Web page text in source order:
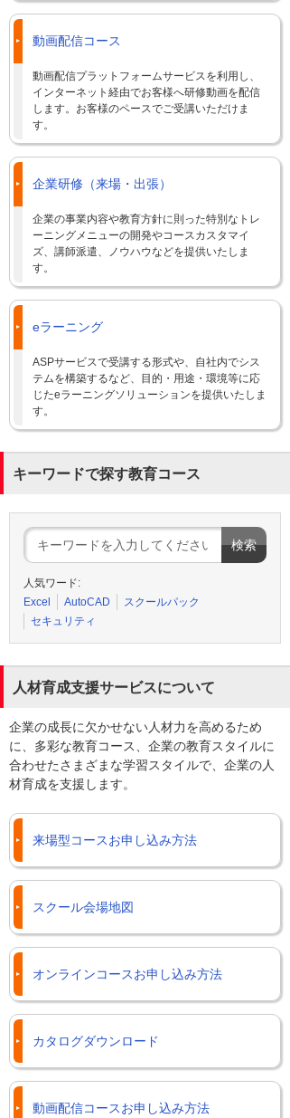
動画配信コース
動画配信プラットフォームサービスを利用し、
インターネット経由でお客様へ研修動画を配信
します。お客様のペースでご受講いただけま
す。
企業研修（来場・出張）
企業の事業内容や教育方針に則った特別なトレ
ーニングメニューの開発やコースカスタマイ
ズ、講師派遣、ノウハウなどを提供いたしま
す。
eラーニング
ASPサービスで受講する形式や、自社内でシス
テムを構築するなど、目的・用途・環境等に応
じたeラーニングソリューションを提供いたしま
す。
キーワードで探す教育コース
人気ワード:
Excel
AutoCAD
スクールパック
セキュリティ
人材育成支援サービスについて
企業の成長に欠かせない人材力を高めるため
に、多彩な教育コース、企業の教育スタイルに
合わせたさまざまな学習スタイルで、企業の人
材育成を支援します。
来場型コースお申し込み方法
スクール会場地図
オンラインコースお申し込み方法
カタログダウンロード
動画配信コースお申し込み方法